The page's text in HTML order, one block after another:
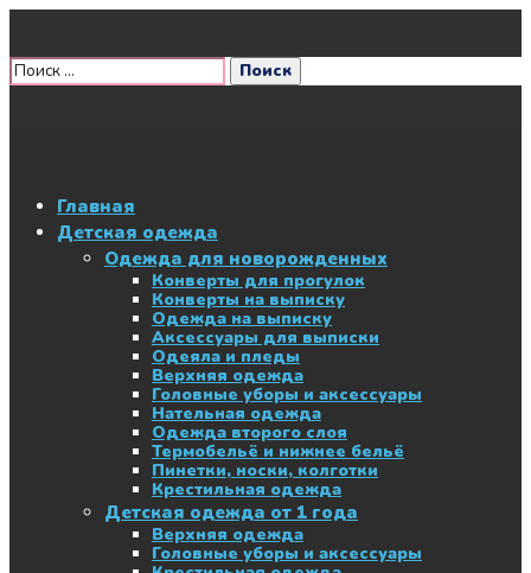
Главная
Детская одежда
Одежда для новорожденных
Конверты для прогулок
Конверты на выписку
Одежда на выписку
Аксессуары для выписки
Одеяла и пледы
Верхняя одежда
Головные уборы и аксессуары
Нательная одежда
Одежда второго слоя
Термобельё и нижнее бельё
Пинетки, носки, колготки
Крестильная одежда
Детская одежда от 1 года
Верхняя одежда
Головные уборы и аксессуары